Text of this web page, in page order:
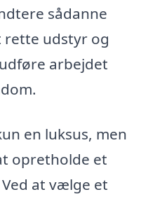
sådanne
rette udstyr og
arbejdet
en luksus, men
opretholde et
at vælge et